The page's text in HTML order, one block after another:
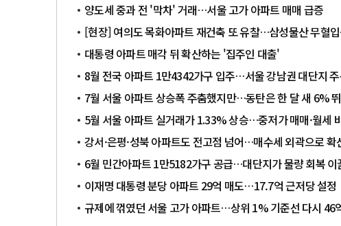
양도세 중과 전 '막차' 거래…서울 고가 아파트 매매 급증
[현장] 여의도 목화아파트 재건축 또 유찰…삼성물산 무혈
대통령 아파트 매각 뒤 확산하는 '집주인 대출'
8월 전국 아파트 1만4342가구 입주…서울 강남권 대단지
7월 서울 아파트 상승폭 주춤했지만…동탄은 한 달 새 6%
5월 서울 아파트 실거래가 1.33% 상승…중저가 매매·월세
강서·은평·성북 아파트도 전고점 넘어…매수세 외곽으로 확
6월 민간아파트 1만5182가구 공급…대단지가 물량 회복 이
이재명 대통령 분당 아파트 29억 매도…17.7억 근저당 설정
규제에 꺾였던 서울 고가 아파트…상위 1% 기준선 다시 46